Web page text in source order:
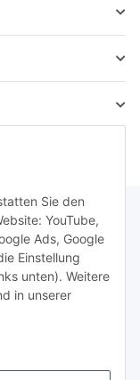
Sie den
YouTube,
Ads, Google
Einstellung
unten). Weitere
in unserer
Ihrer
widerruflich
Abonnieren